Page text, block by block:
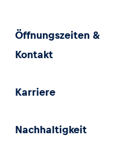
Öffnungszeiten &
Kontakt
Karriere
Nachhaltigkeit